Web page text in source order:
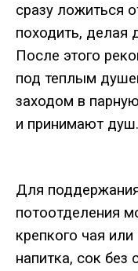
сразу ложиться
походить, делая
После этого
под теплым
заходом в парную
и принимают душ.
Для
потоотделения
крепкого чая или
напитка, сок без